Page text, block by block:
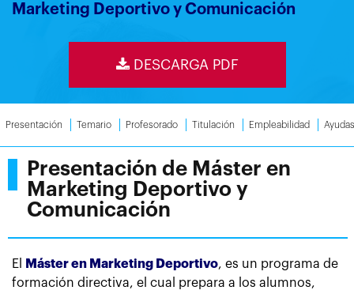
Marketing Deportivo y Comunicación
DESCARGA PDF
Presentación Temario Profesorado Titulación Empleabilidad Ayudas
Presentación de Máster en
Marketing Deportivo y
Comunicación
El Máster en Marketing Deportivo, es un programa de
formación directiva, el cual prepara a los alumnos,